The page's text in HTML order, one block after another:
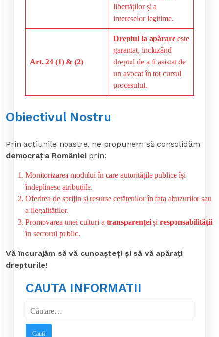
libertăților și a
intereselor legitime.
Art. 24 (1) & (2)
Dreptul la apărare este
garantat, incluzând
dreptul de a fi asistat de
un avocat în tot cursul
procesului.
Obiectivul Nostru
Prin acțiunile noastre, ne propunem să consolidăm
democrația României prin:
Monitorizarea modului în care autoritățile publice își
îndeplinesc atribuțiile.
Oferirea de sprijin și resurse cetățenilor în fața abuzurilor sau
a ilegalităților.
Promovarea unei culturi a transparenței și responsabilității
în sectorul public.
Vă încurajăm să vă cunoașteți și să vă apărați
drepturile!
CAUTA INFORMATII